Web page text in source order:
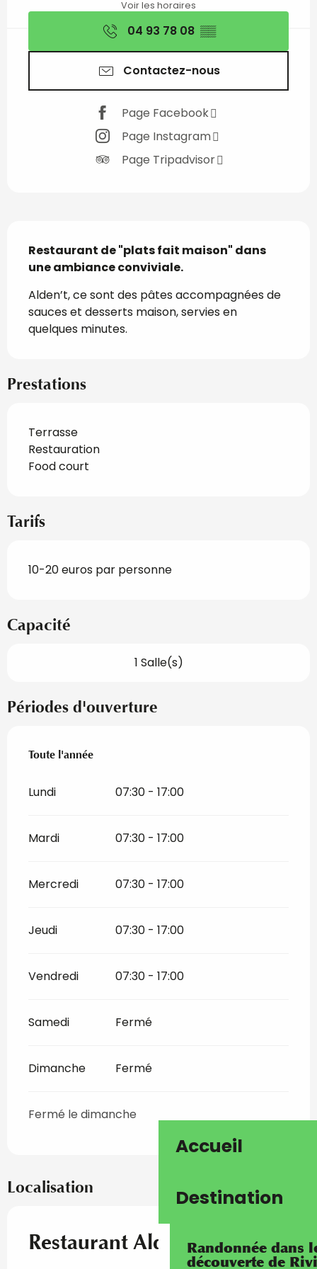
Accueil
Destination
Randonnée dans
découverte de
Voir les horaires
04 93 78 08 ▒▒
Contactez-nous
Page Facebook
Page Instagram
Page Tripadvisor
Description
Restaurant de "plats fait maison" dans
une ambiance conviviale.
Alden’t, ce sont des pâtes accompagnées de
sauces et desserts maison, servies en
quelques minutes.
Prestations
Terrasse
Restauration
Food court
Tarifs
10-20 euros par personne
Capacité
1 Salle(s)
Périodes d'ouverture
Toute l'année
Toute l'année
Lundi 07:30 - 17:00
Mardi 07:30 - 17:00
Mercredi 07:30 - 17:00
Jeudi 07:30 - 17:00
Vendredi 07:30 - 17:00
Samedi Fermé
Dimanche Fermé
Fermé le dimanche
Localisation
Restaurant Alden't